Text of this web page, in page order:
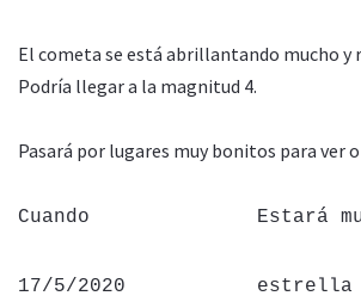
El cometa se está abrillantando mucho y
Podría llegar a la magnitud 4.
Pasará por lugares muy bonitos para ver
Cuando Estará muy
17/5/2020 estrella 44